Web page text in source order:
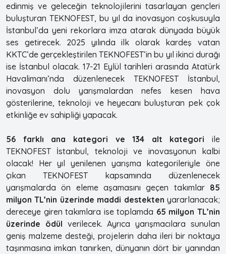
edinmiş ve geleceğin teknolojilerini tasarlayan gençleri
buluşturan TEKNOFEST, bu yıl da inovasyon coşkusuyla
İstanbul’da yeni rekorlara imza atarak dünyada büyük
ses getirecek. 2025 yılında ilk olarak kardeş vatan
KKTC’de gerçekleştirilen TEKNOFEST’in bu yıl ikinci durağı
ise İstanbul olacak. 17-21 Eylül tarihleri arasında Atatürk
Havalimanı’nda düzenlenecek TEKNOFEST İstanbul,
inovasyon dolu yarışmalardan nefes kesen hava
gösterilerine, teknoloji ve heyecanı buluşturan pek çok
etkinliğe ev sahipliği yapacak.
56 farklı ana kategori ve 134 alt kategori ile
TEKNOFEST İstanbul, teknoloji ve inovasyonun kalbi
olacak! Her yıl yenilenen yarışma kategorileriyle öne
çıkan TEKNOFEST kapsamında düzenlenecek
yarışmalarda ön eleme aşamasını geçen takımlar 85
milyon TL’nin üzerinde maddi destekten yararlanacak;
dereceye giren takımlara ise toplamda 65 milyon TL’nin
üzerinde ödül verilecek. Ayrıca yarışmacılara sunulan
geniş malzeme desteği, projelerin daha ileri bir noktaya
taşınmasına imkan tanırken, dünyanın dört bir yanından